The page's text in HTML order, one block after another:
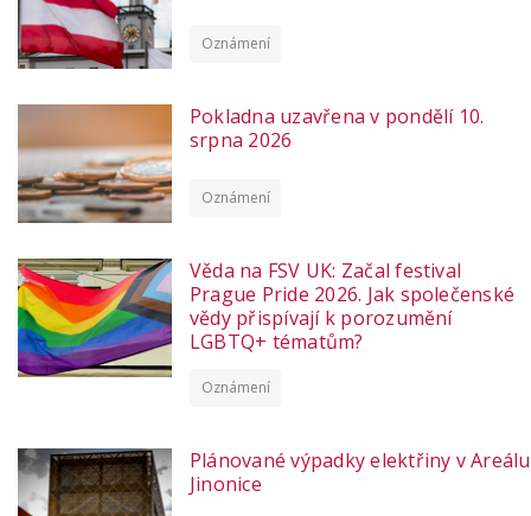
Oznámení
Pokladna uzavřena v pondělí 10.
srpna 2026
Oznámení
Věda na FSV UK: Začal festival
Prague Pride 2026. Jak společenské
vědy přispívají k porozumění
LGBTQ+ tématům?
Oznámení
Plánované výpadky elektřiny v Areálu
Jinonice